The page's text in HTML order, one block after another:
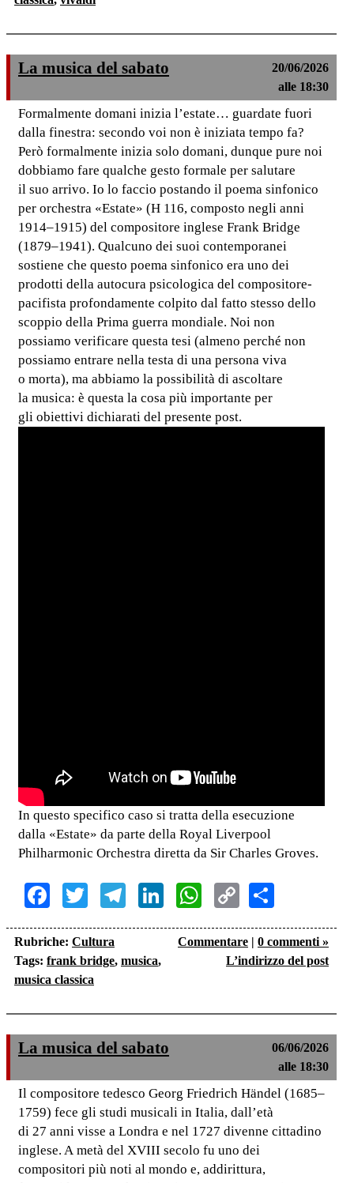
La musica del sabato
20/06/2026
alle 18:30
Formalmente domani inizia l’estate… guardate fuori
dalla finestra: secondo voi non è iniziata tempo fa?
Però formalmente inizia solo domani, dunque pure noi
dobbiamo fare qualche gesto formale per salutare
il suo arrivo. Io lo faccio postando il poema sinfonico
per orchestra «Estate» (H 116, composto negli anni
1914–1915) del compositore inglese Frank Bridge
(1879–1941). Qualcuno dei suoi contemporanei
sostiene che questo poema sinfonico era uno dei
prodotti della autocura psicologica del compositore-
pacifista profondamente colpito dal fatto stesso dello
scoppio della Prima guerra mondiale. Noi non
possiamo verificare questa tesi (almeno perché non
possiamo entrare nella testa di una persona viva
o morta), ma abbiamo la possibilità di ascoltare
la musica: è questa la cosa più importante per
gli obiettivi dichiarati del presente post.
In questo specifico caso si tratta della esecuzione
dalla «Estate» da parte della Royal Liverpool
Philharmonic Orchestra diretta da Sir Charles Groves.
Facebook
TwitterTelegram
LinkedInWhatsApp
Copy
Link
Rubriche: Cultura
Tags: frank bridge, musica,
musica classica
Commentare | 0 commenti »
L’indirizzo del post
La musica del sabato
06/06/2026
alle 18:30
Il compositore tedesco Georg Friedrich Händel (1685–
1759) fece gli studi musicali in Italia, dall’età
di 27 anni visse a Londra e nel 1727 divenne cittadino
inglese. A metà del XVIII secolo fu uno dei
compositori più noti al mondo e, addirittura,